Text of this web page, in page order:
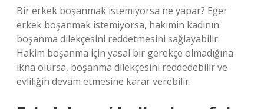
Bir erkek boşanmak istemiyorsa ne yapar? Eğer
erkek boşanmak istemiyorsa, hakimin kadının
boşanma dilekçesini reddetmesini sağlayabilir.
Hakim boşanma için yasal bir gerekçe olmadığına
ikna olursa, boşanma dilekçesini reddedebilir ve
evliliğin devam etmesine karar verebilir.